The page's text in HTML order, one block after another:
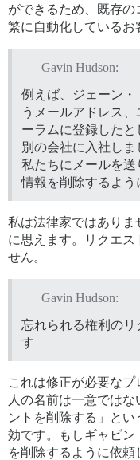
ができるため、既存
繁に自動化しているお
Gavin Hudson:
例えば、ジェーン・
うメールアドレス、
ーラムに登録した
別の会社に入社しま
私たちにメールを
情報を削除するよう
私は法律家ではありま
に思えます。リクエス
せん。
Gavin Hudson:
忘れられる権利のリ
す
これは修正が必要なプ
人の名前は一意では
ントを削除する」と
効です。もしギャビン
を削除するように依